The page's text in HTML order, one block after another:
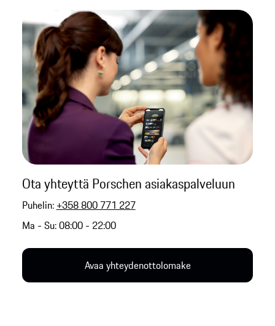
Ota yhteyttä Porschen asiakaspalveluun
Puhelin: +358 800 771 227
Ma - Su: 08:00 - 22:00
Avaa yhteydenottolomake